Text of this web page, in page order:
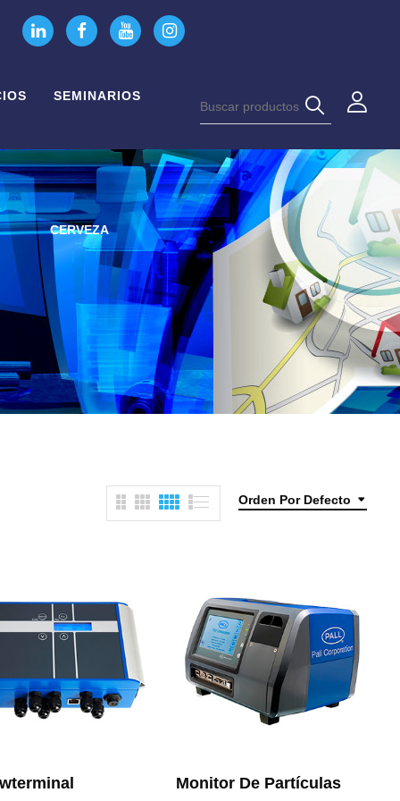
SEMINARIOS
CERVEZA
JONATHAN
Orden Por Defecto
Monitor De Partículas